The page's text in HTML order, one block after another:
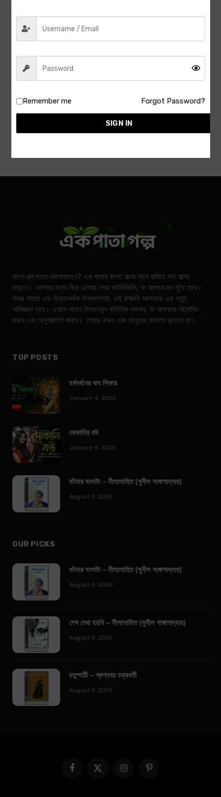
বাংলা গল্প শুনতে ভালোবাসেন? এক পাতার বাংলা গল্পের সাথে হারিয়ে যান গল্পের
যাদুতে। আপনার জন্য নিয়ে এসেছে সেরা কাহিনিগুলি, যা আপনার মন ছুঁয়ে যাবে।
সহজ ভাষায় এবং চিত্তাকর্ষক উপস্থাপনায়, এই গল্পগুলি আপনাকে এক নতুন
অভিজ্ঞতা দেবে। এখানে পাবেন নিত্যনতুন কাহিনির সম্ভার, যা আপনাকে বিনোদিত
করবে এবং অনুপ্রাণিত করবে। শেয়ার করুন এবং বন্ধুদের জানাতে ভুলবেন না।
TOP POSTS
হর্ষবর্ধনের বাঘ শিকার
January 4, 2025
দোকানির বউ
January 5, 2025
ঘটনার ঘনঘটা – নীললোহিত (সুনীল গঙ্গোপাধ্যায়)
August 5, 2026
OUR PICKS
ঘটনার ঘনঘটা – নীললোহিত (সুনীল গঙ্গোপাধ্যায়)
August 5, 2026
শেষ দেখা হয়নি – নীললোহিত (সুনীল গঙ্গোপাধ্যায়)
August 5, 2026
চতুষ্পাঠী – স্বপ্নময় চক্রবর্তী
August 5, 2026
Facebook
X
InstagramPinterest
Remember me Forgot Password?
SIGN IN